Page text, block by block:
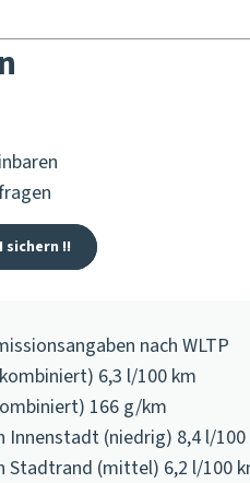
sichern !!
nach WLTP
6,3 l/100 km
166 g/km
Innenstadt (niedrig) 8,4 l/100
Stadtrand (mittel) 6,2 l/100